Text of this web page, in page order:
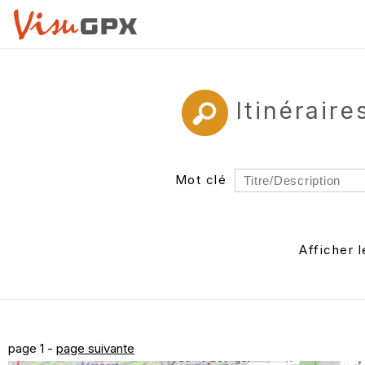
Mot clé
Auteur
Afficher
page 1 - page suivante